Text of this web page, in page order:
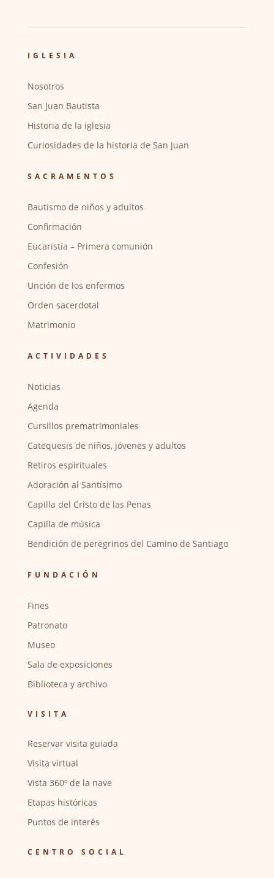
IGLESIA
Nosotros
San Juan Bautista
Historia de la iglesia
Curiosidades de la historia de San Juan
SACRAMENTOS
Bautismo de niños y adultos
Confirmación
Eucaristía – Primera comunión
Confesión
Unción de los enfermos
Orden sacerdotal
Matrimonio
ACTIVIDADES
Noticias
Agenda
Cursillos prematrimoniales
Catequesis de niños, jóvenes y adultos
Retiros espirituales
Adoración al Santísimo
Capilla del Cristo de las Penas
Capilla de música
Bendición de peregrinos del Camino de Santiago
FUNDACIÓN
Fines
Patronato
Museo
Sala de exposiciones
Biblioteca y archivo
VISITA
Reservar visita guiada
Visita virtual
Vista 360º de la nave
Etapas históricas
Puntos de interés
CENTRO SOCIAL